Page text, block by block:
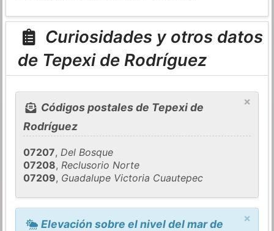
Curiosidades y otros datos
de Tepexi de Rodríguez
×
Códigos postales de Tepexi de
Rodríguez
07207,Del Bosque
07208,Reclusorio Norte
07209, Guadalupe Victoria Cuautepec
×
Elevación sobre el nivel del mar de